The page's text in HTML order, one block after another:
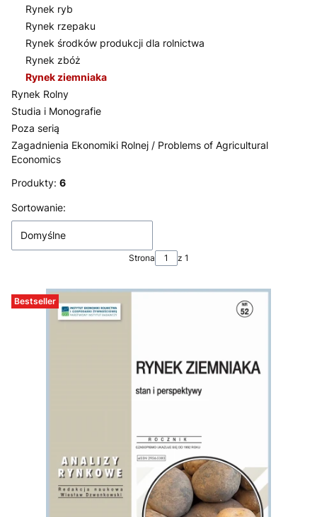
Rynek ryb
Rynek rzepaku
Rynek środków produkcji dla rolnictwa
Rynek zbóż
Rynek ziemniaka
Rynek Rolny
Studia i Monografie
Poza serią
Zagadnienia Ekonomiki Rolnej / Problems of Agricultural
Economics
Koniec menu
Produkty: 6
Lista produktów
Sortowanie:
Domyślne
Strona z 1
Bestseller